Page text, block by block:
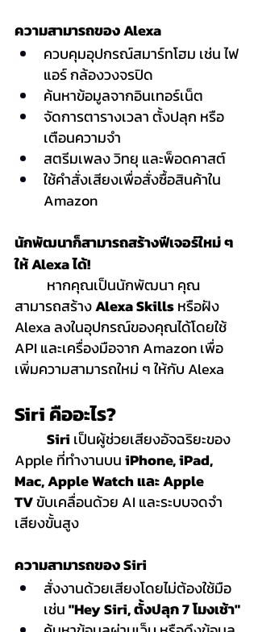
ความสามารถของ Alexa
ควบคุมอุปกรณ์สมาร์ทโฮม เช่น ไฟ
แอร์ กล้องวงจรปิด
ค้นหาข้อมูลจากอินเทอร์เน็ต
จัดการตารางเวลา ตั้งปลุก หรือ
เตือนความจำ
สตรีมเพลง วิทยุ และพ็อดคาสต์
ใช้คำสั่งเสียงเพื่อสั่งซื้อสินค้าใน
Amazon
นักพัฒนาก็สามารถสร้างฟีเจอร์ใหม่ ๆ
ให้ Alexa ได้!
สามารถสร้าง Alexa Skills หรือฝัง
Alexa ลงในอุปกรณ์ของคุณได้โดยใช้
API และเครื่องมือจาก Amazon เพื่อ
เพิ่มความสามารถใหม่ ๆ ให้กับ Alexa
Siri คืออะไร?
	Siri
เป็นผู้ช่วยเสียงอัจฉริยะของ
Apple ที่ทำงานบน iPhone, iPad,
Mac, Apple Watch และ Apple
TV ขับเคลื่อนด้วย AI และระบบจดจำ
เสียงขั้นสูง
ความสามารถของ Siri
สั่งงานด้วยเสียงโดยไม่ต้องใช้มือ
เช่น "Hey Siri, ตั้งปลุก 7 โมงเช้า"